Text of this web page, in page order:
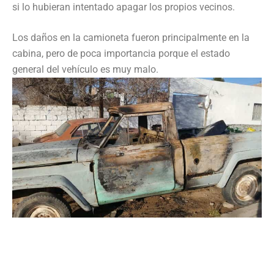
si lo hubieran intentado apagar los propios vecinos.
Los daños en la camioneta fueron principalmente en la
cabina, pero de poca importancia porque el estado
general del vehículo es muy malo.